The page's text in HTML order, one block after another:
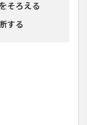
そろえる
する